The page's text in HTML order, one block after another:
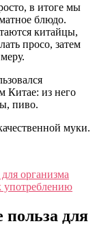
в итоге мы
блюдо.
китайцы,
просо, затем
Китае: из него
пиво.
муки.
организма
употреблению
для